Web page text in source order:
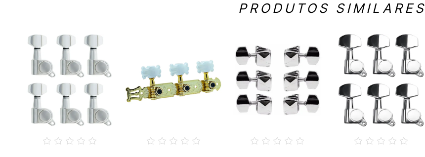
PRODUTOS SIMILARES